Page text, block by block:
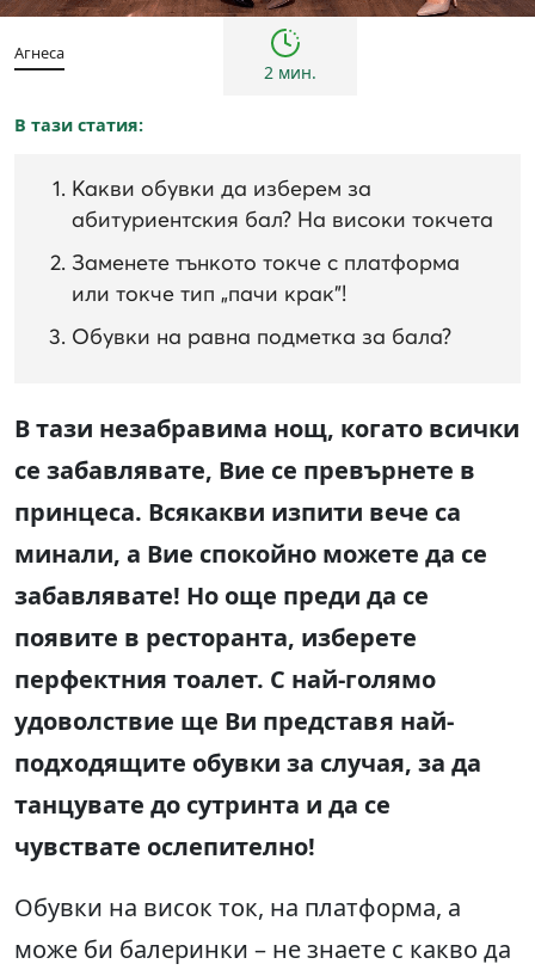
Агнеса
2 мин.
В тази статия:
Какви обувки да изберем за
абитуриентския бал? На високи токчета
Заменете тънкото токче с платформа
или токче тип „пачи крак”!
Обувки на равна подметка за бала?
В тази незабравима нощ, когато всички
се забавлявате, Вие се превърнете в
принцеса. Всякакви изпити вече са
минали, а Вие спокойно можете да се
забавлявате! Но още преди да се
появите в ресторанта, изберете
перфектния тоалет. С най-голямо
удоволствие ще Ви представя най-
подходящите обувки за случая, за да
танцувате до сутринта и да се
чувствате ослепително!
Обувки на висок ток, на платформа, а
може би балеринки – не знаете с какво да